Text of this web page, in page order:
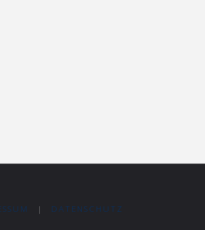
| DATENSCHUTZ